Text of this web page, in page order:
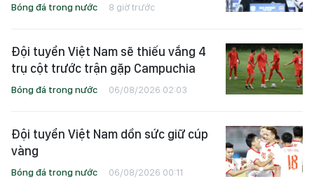
Bóng đá trong nước 8 giờ trước
Đội tuyển Việt Nam sẽ thiếu vắng 4
trụ cột trước trận gặp Campuchia
Bóng đá trong nước 06/08/2026 02:03
Đội tuyển Việt Nam dồn sức giữ cúp
vàng
Bóng đá trong nước 06/08/2026 00:11